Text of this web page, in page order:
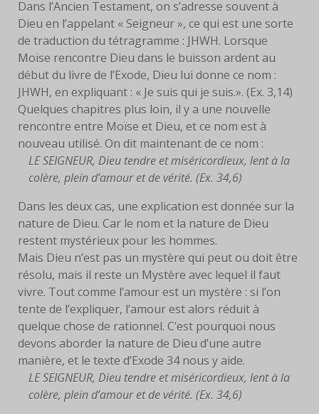
FACEBOOK
SERVANTES
PRIÈRES
PRIÈRE À EYMARD
NEUVAINE
PRIÈRE AVEC MARIE
PRIÈRE POUR LE DON DE
SOI
PRIÈRE POUR VOCATIONS
HISTOIRE
LIVRES
EUCHARISTIE
BLOG
Dans l’Ancien Testament, on s’adresse souvent à
Dieu en l’appelant « Seigneur », ce qui est une sorte
de traduction du tétragramme : JHWH. Lorsque
Moïse rencontre Dieu dans le buisson ardent au
début du livre de l’Exode, Dieu lui donne ce nom :
JHWH, en expliquant : « Je suis qui je suis.». (Ex. 3,14)
Quelques chapitres plus loin, il y a une nouvelle
rencontre entre Moïse et Dieu, et ce nom est à
nouveau utilisé. On dit maintenant de ce nom :
LE SEIGNEUR, Dieu tendre et miséricordieux, lent à la
colère, plein d’amour et de vérité. (Ex. 34,6)
Dans les deux cas, une explication est donnée sur la
nature de Dieu. Car le nom et la nature de Dieu
restent mystérieux pour les hommes.
Mais Dieu n’est pas un mystère qui peut ou doit être
résolu, mais il reste un Mystère avec lequel il faut
vivre. Tout comme l’amour est un mystère : si l’on
tente de l’expliquer, l’amour est alors réduit à
quelque chose de rationnel. C’est pourquoi nous
devons aborder la nature de Dieu d’une autre
manière, et le texte d’Exode 34 nous y aide.
LE SEIGNEUR, Dieu tendre et miséricordieux, lent à la
colère, plein d’amour et de vérité. (Ex. 34,6)